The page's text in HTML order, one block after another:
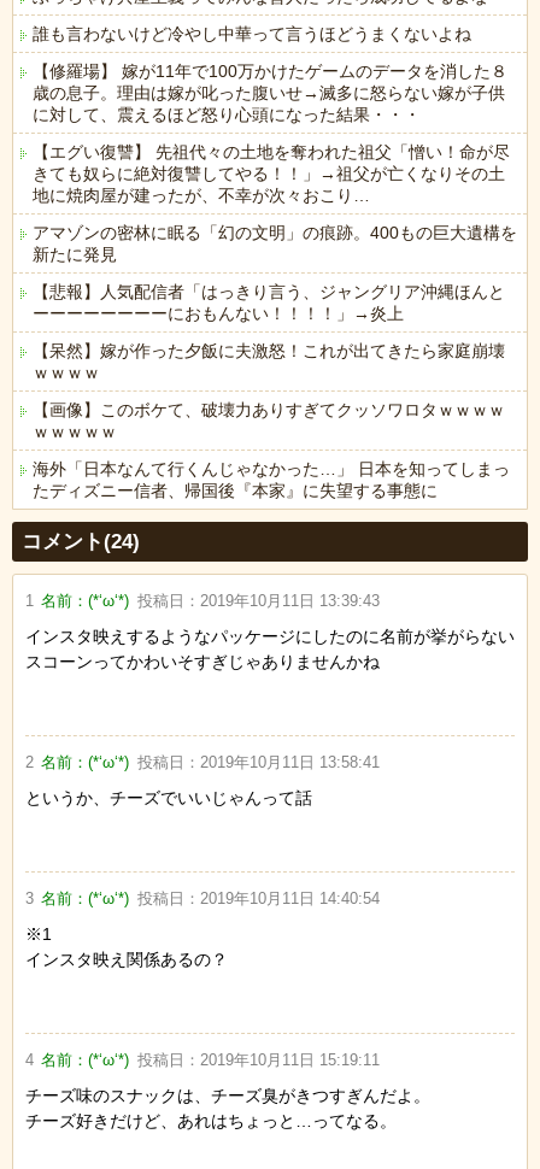
誰も言わないけど冷やし中華って言うほどうまくないよね
【修羅場】 嫁が11年で100万かけたゲームのデータを消した８
歳の息子。理由は嫁が叱った腹いせ→滅多に怒らない嫁が子供
に対して、震えるほど怒り心頭になった結果・・・
【エグい復讐】 先祖代々の土地を奪われた祖父「憎い！命が尽
きても奴らに絶対復讐してやる！！」→祖父が亡くなりその土
地に焼肉屋が建ったが、不幸が次々おこり…
アマゾンの密林に眠る「幻の文明」の痕跡。400もの巨大遺構を
新たに発見
【悲報】人気配信者「はっきり言う、ジャングリア沖縄ほんと
ーーーーーーーーにおもんない！！！！」→炎上
【呆然】嫁が作った夕飯に夫激怒！これが出てきたら家庭崩壊
ｗｗｗｗ
【画像】このボケて、破壊力ありすぎてクッソワロタｗｗｗｗ
ｗｗｗｗｗ
海外「日本なんて行くんじゃなかった…」 日本を知ってしまっ
たディズニー信者、帰国後『本家』に失望する事態に
Powered by livedoor 相互RSS
コメント(24)
1 名前：(*‘ω‘*) 投稿日： 2019年10月11日 13:39:43
インスタ映えするようなパッケージにしたのに名前が挙がらない
スコーンってかわいそすぎじゃありませんかね
2 名前：(*‘ω‘*) 投稿日： 2019年10月11日 13:58:41
というか、チーズでいいじゃんって話
3 名前：(*‘ω‘*) 投稿日： 2019年10月11日 14:40:54
※1
インスタ映え関係あるの？
4 名前：(*‘ω‘*) 投稿日： 2019年10月11日 15:19:11
チーズ味のスナックは、チーズ臭がきつすぎんだよ。
チーズ好きだけど、あれはちょっと…ってなる。